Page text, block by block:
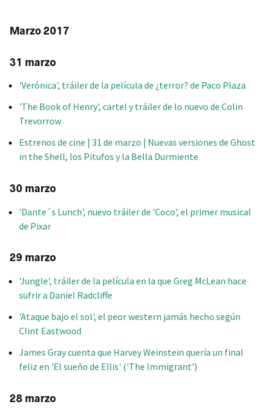
Marzo 2017
31 marzo
'Verónica', tráiler de la película de ¿terror? de Paco Plaza
'The Book of Henry', cartel y tráiler de lo nuevo de Colin
Trevorrow
Estrenos de cine | 31 de marzo | Nuevas versiones de Ghost
in the Shell, los Pitufos y la Bella Durmiente
30 marzo
'Dante´s Lunch', nuevo tráiler de 'Coco', el primer musical
de Pixar
29 marzo
'Jungle', tráiler de la película en la que Greg McLean hace
sufrir a Daniel Radcliffe
'Ataque bajo el sol', el peor western jamás hecho según
Clint Eastwood
James Gray cuenta que Harvey Weinstein quería un final
feliz en 'El sueño de Ellis' ('The Immigrant')
28 marzo